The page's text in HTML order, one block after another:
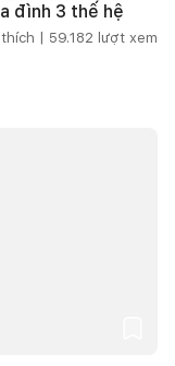
đình 3 thế hệ
| 59.182 lượt xem